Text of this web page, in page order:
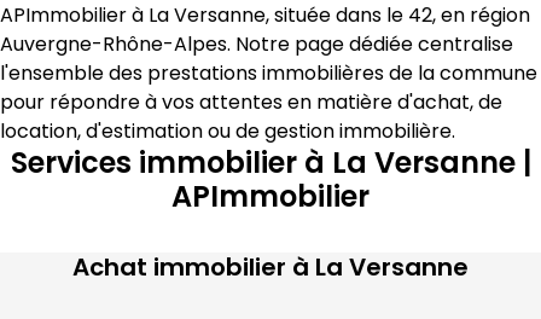
APImmobilier à La Versanne, située dans le 42
Auvergne-Rhône-Alpes. Notre page dédiée centralise
l'ensemble des prestations immobilières de la commune
pour répondre à vos attentes en matière d'achat, de
location, d'estimation ou de gestion immobilière.
Services immobilier à La Versanne |
APImmobilier
Achat immobilier à La Versanne